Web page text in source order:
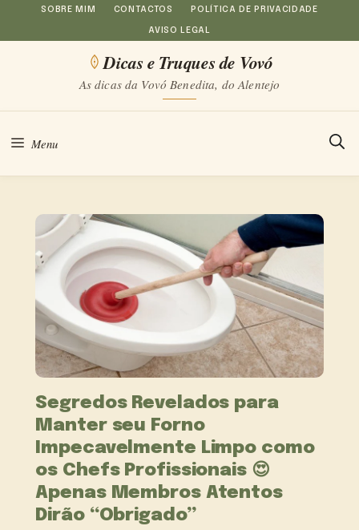
Saltar
para
conteúdo
SOBRE MIM CONTACTOS POLÍTICA DE PRIVACIDADE
AVISO LEGAL
Dicas e Truques de Vovó
As dicas da Vovó Benedita, do Alentejo
Menu
Segredos Revelados para
Manter seu Forno
Impecavelmente Limpo como
os Chefs Profissionais 😍
Apenas Membros Atentos
Dirão “Obrigado”